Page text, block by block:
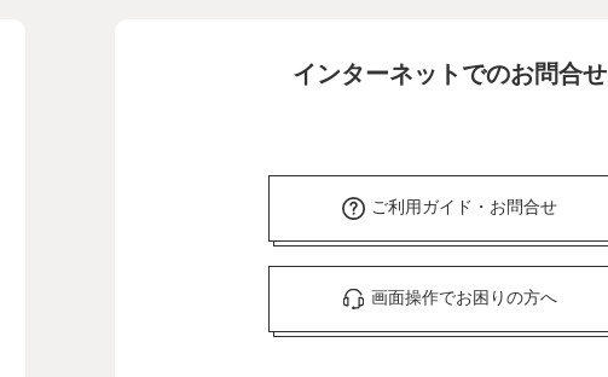
インターネットでのお問合せ
ご利用ガイド・お問合せ
画面操作でお困りの方へ